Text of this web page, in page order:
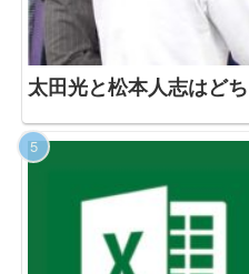
太田光と松本人志はど